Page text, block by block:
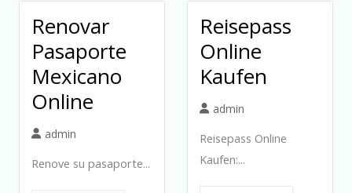
Renovar
Pasaporte
Mexicano
Online
admin
Renove su pasaporte...
Reisepass
Online
Kaufen
admin
Reisepass Online
Kaufen:...